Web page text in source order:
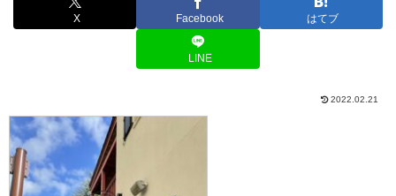
X Facebook はてブ
LINE
2022.02.21